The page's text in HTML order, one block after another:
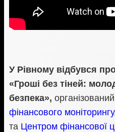
У Рівному відбувся
«Гроші без тіней:
безпека», організований
фінансового моніторингу
та Центром фінансової